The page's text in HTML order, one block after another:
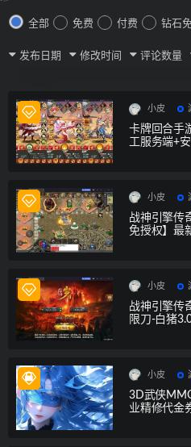
全部 免费 付费 钻石
发布日期 修改时间 评论数量
小皮
卡牌回合手
工服务端+
小皮
战神引擎传
免授权】最
小皮
战神引擎传
限刀-白猪
小皮
3D武侠
业精修代金